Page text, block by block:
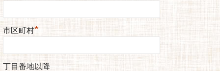
市区町村*
丁目番地以降